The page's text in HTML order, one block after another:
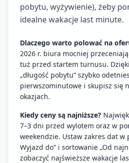
pobytu, wyżywienie), żeby
idealne wakacje last minute.
Dlaczego warto polować na
2026 r. biura mocniej
tuż przed startem turnusu.
„długość pobytu” szybko
pierwszominutowe i skupisz się
okazjach.
Kiedy ceny są najniższe?
7–3 dni przed wylotem oraz w
weekendzie. Ustaw zakres dat w
Wyjazd do” i sortowanie „Od
zobaczyć najświeższe wakacje